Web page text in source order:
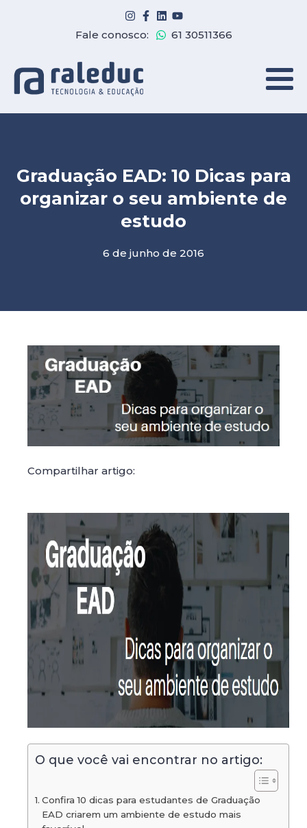
Fale conosco: 61 30511366
Graduação EAD: 10 Dicas para
organizar o seu ambiente de
estudo
6 de junho de 2016
Compartilhar artigo:
O que você vai encontrar no artigo:
Confira 10 dicas para estudantes de Graduação
EAD criarem um ambiente de estudo mais